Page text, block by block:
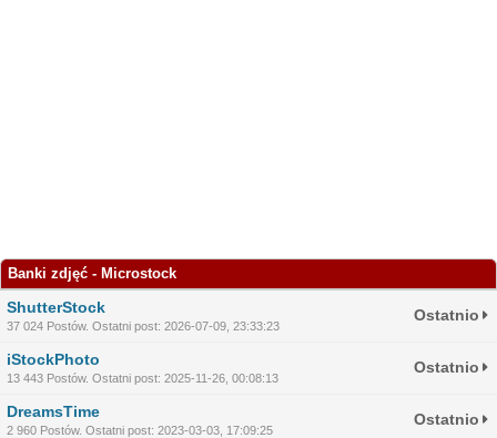
Banki zdjęć - Microstock
ShutterStock
37 024 Postów. Ostatni post: 2026-07-09, 23:33:23
Ostatnio
iStockPhoto
13 443 Postów. Ostatni post: 2025-11-26, 00:08:13
Ostatnio
DreamsTime
2 960 Postów. Ostatni post: 2023-03-03, 17:09:25
Ostatnio